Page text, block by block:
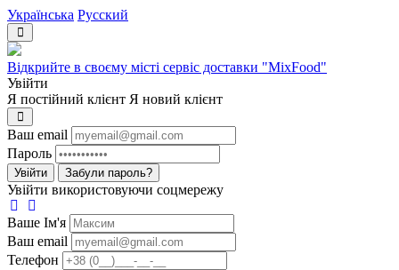
Українська Русский
Відкрийте в своєму місті сервіс доставки "MixFood"
Увійти
Я постійний клієнт Я новий клієнт
Ваш email
Пароль
Увійти Забули пароль?
Увійти використовуючи соцмережу
Ваше Iм'я
Ваш email
Телефон